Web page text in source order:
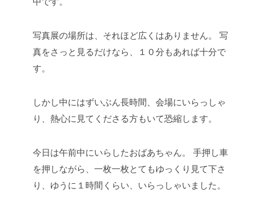
写真展の場所は、それほど広くはありません。
写
真をさっと見るだけなら、１０分もあれば十分で
す。
しかし中にはずいぶん長時間、会場にいらっしゃ
り、熱心に見てくださる方もいて恐縮します。
今日は午前中にいらしたおばあちゃん。
手押し車
を押しながら、一枚一枚とてもゆっくり見て下さ
り、ゆうに１時間くらい、いらっしゃいました。